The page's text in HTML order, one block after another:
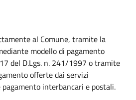
al Comune, tramite la
modello di pagamento
del D.Lgs. n. 241/1997 o tramite
offerte dai servizi
interbancari e postali.